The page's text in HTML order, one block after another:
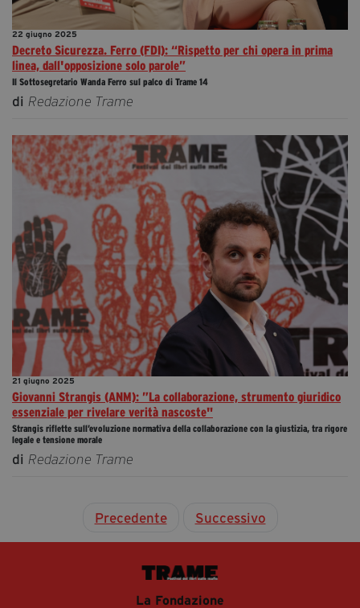
22 giugno 2025
Decreto Sicurezza. Ferro (FDI): “Rispetto per chi opera in prima
linea, dall'opposizione solo parole”
Il Sottosegretario Wanda Ferro sul palco di Trame 14
di Redazione Trame
21 giugno 2025
Giovanni Strangis (ANM): ”La collaborazione, strumento giuridico
essenziale per rivelare verità nascoste"
Strangis riflette sull’evoluzione normativa della collaborazione con la giustizia, tra rigore
legale e tensione morale
di Redazione Trame
Precedente Successivo
La Fondazione